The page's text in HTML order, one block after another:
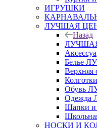
ИГРУШКИ
ЛУЧШАЯ
Назад
Белье
Обувь
Шапки
НОСКИ И